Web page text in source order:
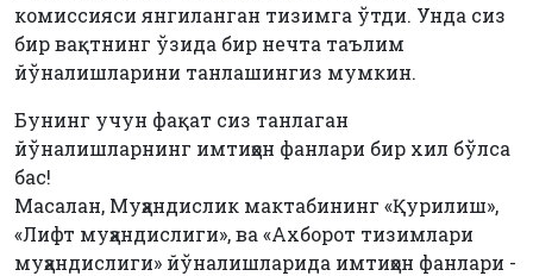
комиссияси янгиланган тизимга ўтди. Унда сиз
бир вақтнинг ўзида бир нечта таълим
йўналишларини танлашингиз мумкин.
Бунинг учун фақат сиз танлаган
йўналишларнинг имтиҳон фанлари бир хил бўлса
бас!
Масалан, Муҳандислик мактабининг «Қурилиш»,
«Лифт муҳандислиги», ва «Ахборот тизимлари
муҳандислиги» йўналишларида имтиҳон фанлари -